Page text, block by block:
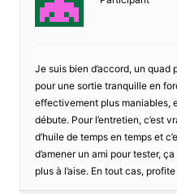
Je suis bien d’accord, un quad
pour une sortie tranquille en
effectivement plus maniables,
débute. Pour l’entretien, c’est
d’huile de temps en temps et
d’amener un ami pour tester,
plus à l’aise. En tout cas,